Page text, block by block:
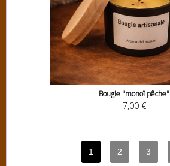
Bougie "monoï pêche"
7,00 €